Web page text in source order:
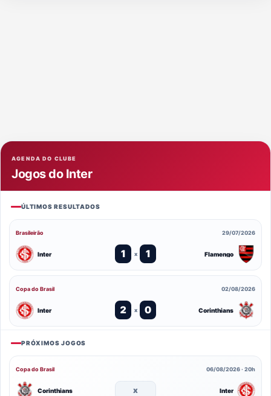
AGENDA DO CLUBE
Jogos do Inter
ÚLTIMOS RESULTADOS
Brasileirão 29/07/2026
Inter 1 x 1 Flamengo
Copa do Brasil 02/08/2026
Inter 2 x 0 Corinthians
PRÓXIMOS JOGOS
Copa do Brasil 06/08/2026 · 20h
Corinthians x Inter